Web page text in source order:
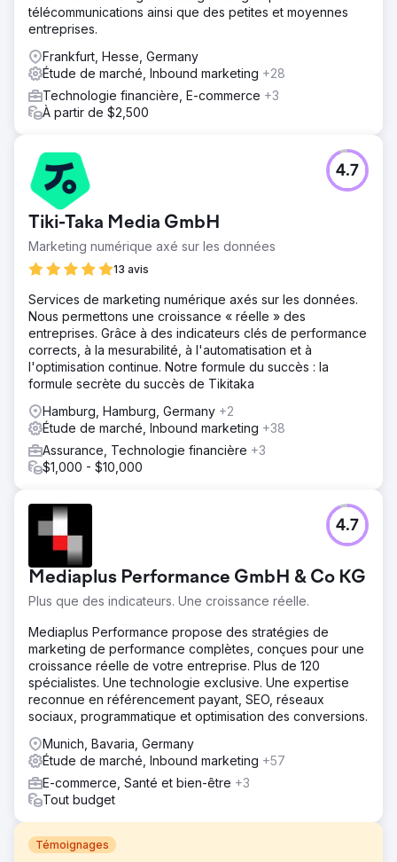
télécommunications ainsi que des petites et moyennes
entreprises.
Frankfurt, Hesse, Germany
Étude de marché, Inbound marketing +28
Technologie financière, E-commerce +3
À partir de $2,500
Tiki-Taka Media GmbH
Marketing numérique axé sur les données
13 avis
4.7
Services de marketing numérique axés sur les données.
Nous permettons une croissance « réelle » des
entreprises. Grâce à des indicateurs clés de performance
corrects, à la mesurabilité, à l'automatisation et à
l'optimisation continue. Notre formule du succès : la
formule secrète du succès de Tikitaka
Hamburg, Hamburg, Germany +2
Étude de marché, Inbound marketing +38
Assurance, Technologie financière +3
$1,000 - $10,000
Mediaplus Performance GmbH & Co KG
Plus que des indicateurs. Une croissance réelle.
4.7
Mediaplus Performance propose des stratégies de
marketing de performance complètes, conçues pour une
croissance réelle de votre entreprise. Plus de 120
spécialistes. Une technologie exclusive. Une expertise
reconnue en référencement payant, SEO, réseaux
sociaux, programmatique et optimisation des conversions.
Munich, Bavaria, Germany
Étude de marché, Inbound marketing +57
E-commerce, Santé et bien-être +3
Tout budget
Témoignages